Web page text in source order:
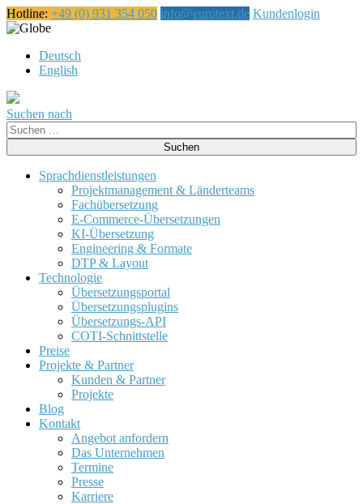
Hotline: +49 (0) 931 354 050 info@eurotext.de Kundenlogin
Deutsch
English
Suchen nach
Suche
nach:
Sprachdienstleistungen
Projektmanagement & Länderteams
Fachübersetzung
E-Commerce-Übersetzungen
KI-Übersetzung
Engineering & Formate
DTP & Layout
Technologie
Übersetzungsportal
Übersetzungsplugins
Übersetzungs-API
COTI-Schnittstelle
Preise
Projekte & Partner
Kunden & Partner
Projekte
Blog
Kontakt
Angebot anfordern
Das Unternehmen
Termine
Presse
Karriere